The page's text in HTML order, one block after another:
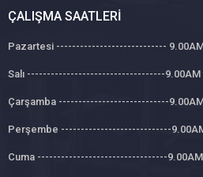
ÇALIŞMA SAATLERI
Pazartesi ----------------------------
Salı -----------------------------------9.00AM
Çarşamba ----------------------------
Perşembe ----------------------------
Cuma ---------------------------------9.00AM